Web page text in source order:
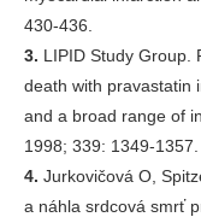
430-436.
3. LIPID Study Group.
death with pravastatin
and a broad range of
1998; 339: 1349-1357.
4. Jurkovičová O,
a náhla srdcová smrť